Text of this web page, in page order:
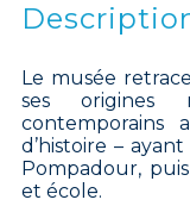
Le musée
ses origines
contemporains
d’histoire –
Pompadour,
et école.